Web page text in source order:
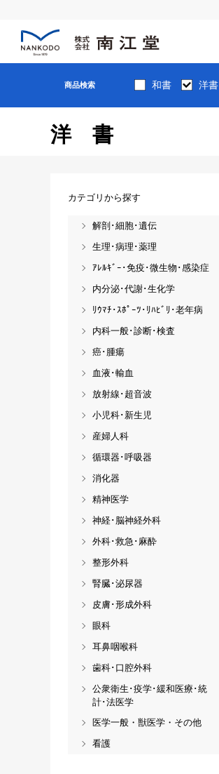
商品検索 和書 洋書
洋書
カテゴリから探す
解剖･細胞･遺伝
生理･病理･薬理
ｱﾚﾙｷﾞｰ･免疫･微生物･感染症
内分泌･代謝･生化学
ﾘｳﾏﾁ･ｽﾎﾟｰﾂ･ﾘﾊﾋﾞﾘ･老年病
内科一般･診断･検査
癌･腫瘍
血液･輸血
放射線･超音波
小児科･新生児
産婦人科
循環器･呼吸器
消化器
精神医学
神経･脳神経外科
外科･救急･麻酔
整形外科
腎臓･泌尿器
皮膚･形成外科
眼科
耳鼻咽喉科
歯科･口腔外科
公衆衛生･疫学･緩和医療･統
計･法医学
医学一般・獣医学・その他
看護